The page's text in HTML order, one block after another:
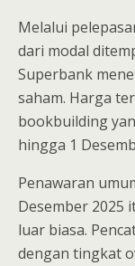
Melalui
dari modal
Superbank
saham. Harga
bookbuilding
hingga 1
Penawaran
Desember 2025
luar biasa.
dengan tingkat